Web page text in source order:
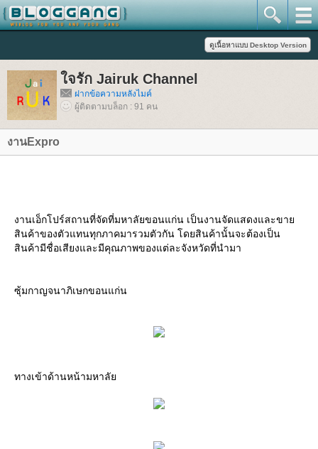
จรัก Jairuk Channel
ฝากข้อความหลังไมค์
ผู้ติดตามบล็อก : 91 คน
งานExpro
งานเอ็กโปร์สถานที่จัดที่มหาลัยขอนแก่น เป็นงานจัดแสดงและขา
สินค้าของตัวแทนทุกภาคมารวมตัวกัน โดยสินค้านั้นจะต้องเป็น
สินค้ามีชื่อเสียงและมีคุณภาพของแต่ละจังหวัดที่นำมา
ซุ้มกาญจนาภิเษกขอนแก่น
ทางเข้าด้านหน้ามหาลั